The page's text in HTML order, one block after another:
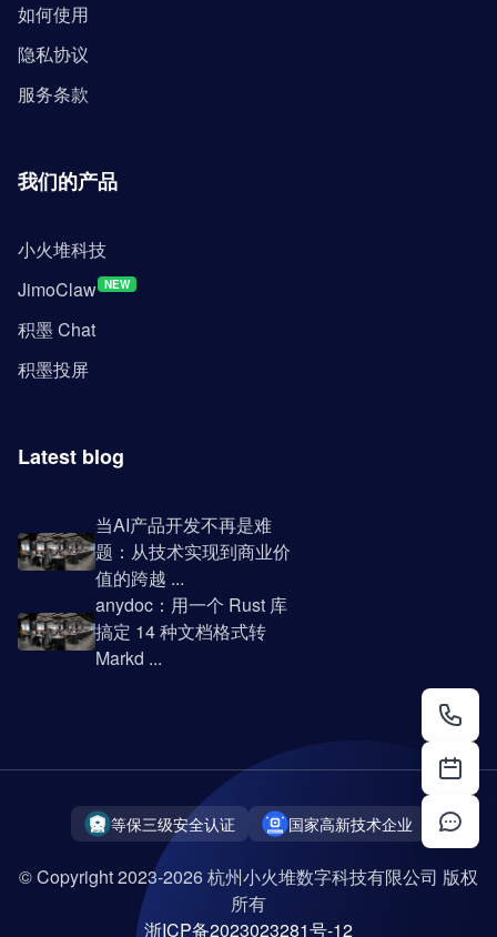
如何使用
隐私协议
服务条款
我们的产品
小火堆科技
JimoClaw NEW
积墨 Chat
积墨投屏
Latest blog
当AI产品开发不再是难
题：从技术实现到商业价
值的跨越 ...
anydoc：用一个 Rust 库
搞定 14 种文档格式转
Markd ...
等保三级安全认证 国家高新技术企业
© Copyright 2023-2026 杭州小火堆数字科技有限公司 版权
所有
浙ICP备2023023281号-12